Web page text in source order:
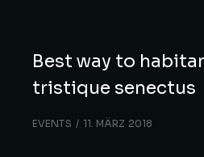
Best way to
tristique senectus
EVENTS 11. MÄRZ 2018